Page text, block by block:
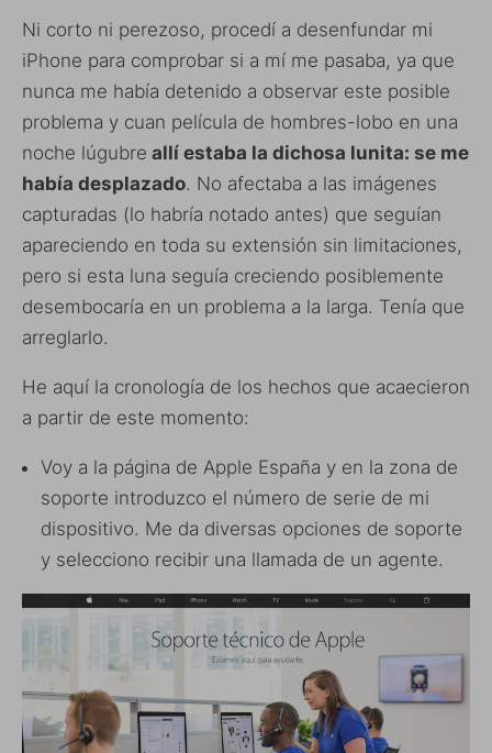
Ni corto ni perezoso, procedí a desenfundar mi
iPhone para comprobar si a mí me pasaba, ya que
nunca me había detenido a observar este posible
problema y cuan película de hombres-lobo en una
noche lúgubre allí estaba la dichosa lunita: se me
había desplazado. No afectaba a las imágenes
capturadas (lo habría notado antes) que seguían
apareciendo en toda su extensión sin limitaciones,
pero si esta luna seguía creciendo posiblemente
desembocaría en un problema a la larga. Tenía que
arreglarlo.
He aquí la cronología de los hechos que acaecieron
a partir de este momento:
Voy a la página de Apple España y en la zona de
soporte introduzco el número de serie de mi
dispositivo. Me da diversas opciones de soporte
y selecciono recibir una llamada de un agente.